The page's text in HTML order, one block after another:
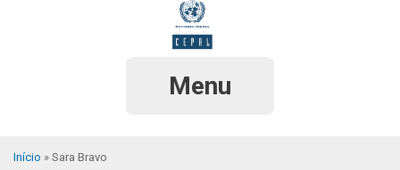
Menu
Início Sara Bravo